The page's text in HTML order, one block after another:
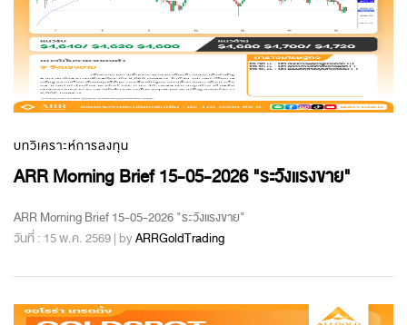
บทวิเคราะห์การลงทุน
ARR Morning Brief 15-05-2026 "ระวังแรงขาย"
ARR Morning Brief 15-05-2026 "ระวังแรงขาย"
วันที่ : 15 พ.ค. 2569 | byARRGoldTrading